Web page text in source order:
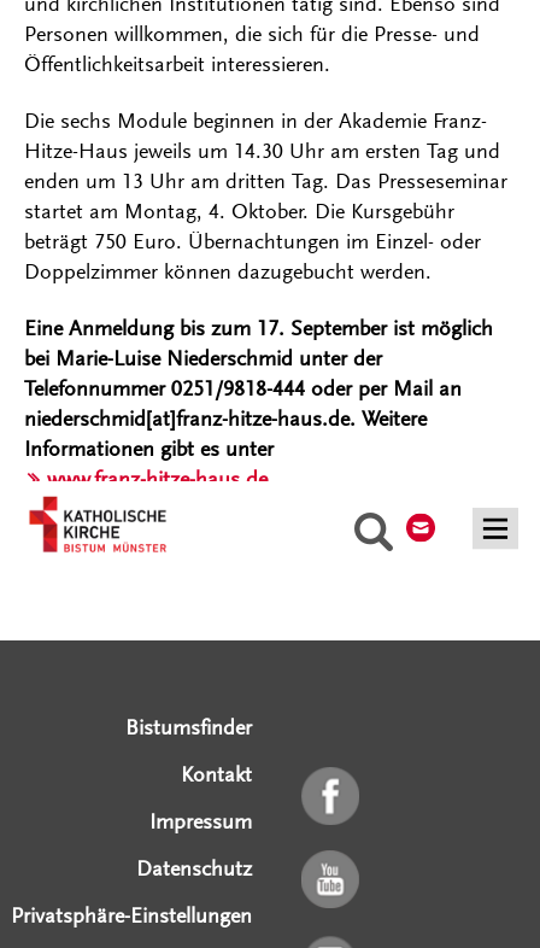
Suche
Personen willkommen, die sich für die Presse- und
Öffentlichkeitsarbeit interessieren.
Die sechs Module beginnen in der Akademie Franz-
Hitze-Haus jeweils um 14.30 Uhr am ersten Tag und
enden um 13 Uhr am dritten Tag. Das Presseseminar
startet am Montag, 4. Oktober. Die Kursgebühr
beträgt 750 Euro. Übernachtungen im Einzel- oder
Doppelzimmer können dazugebucht werden.
Eine Anmeldung bis zum 17. September ist möglich
bei Marie-Luise Niederschmid unter der
Telefonnummer 0251/9818-444 oder per Mail an
niederschmid[at]franz-hitze-haus.de. Weitere
Informationen gibt es unter
www.franz-hitze-haus.de.
Bistumsfinder
Kontakt
Impressum
Datenschutz
Privatsphäre-Einstellungen